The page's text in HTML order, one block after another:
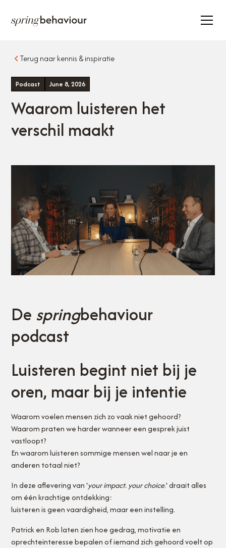
35.000+ deelnemers Actief in 20+ landen
Terug naar kennis & inspiratie
Podcast June 8, 2026
Waarom luisteren het
verschil maakt
De springbehaviour
podcast
Luisteren begint niet bij je
oren, maar bij je intentie
Waarom voelen mensen zich zo vaak niet gehoord?
Waarom praten we harder wanneer een gesprek juist
vastloopt?
En waarom luisteren sommige mensen wel naar je en
anderen totaal niet?
In deze aflevering van 'your impact. your choice.' draait alles
om één krachtige ontdekking:
luisteren is geen vaardigheid, maar een instelling.
Patrick en Rob laten zien hoe gedrag, motivatie en
oprechteinteresse bepalen of iemand zich gehoord voelt op